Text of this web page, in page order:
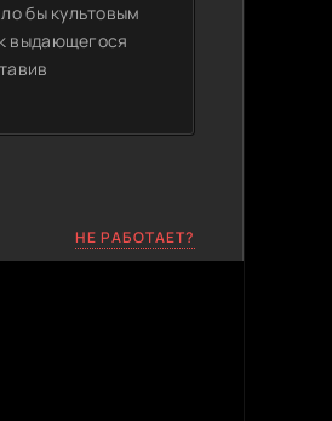
бы культовым
выдающегося
НЕ РАБОТАЕТ?